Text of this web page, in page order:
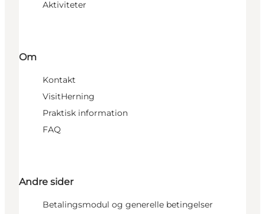
Aktiviteter
Om
Kontakt
VisitHerning
Praktisk information
FAQ
Andre sider
Betalingsmodul og generelle betingelser